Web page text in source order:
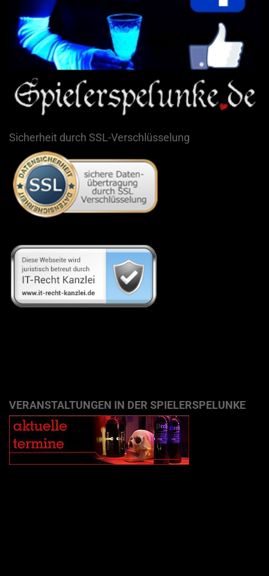
Sicherheit durch SSL-Verschlüsselung
VERANSTALTUNGEN IN DER SPIELERSPELUNKE